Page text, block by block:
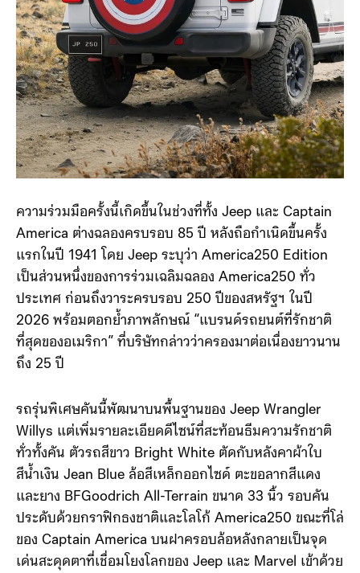
ความร่วมมือครั้งนี้เกิดขึ้นในช่วงที่ทั้ง Jeep และ Captain
America ต่างฉลองครบรอบ 85 ปี หลังถือกำเนิดขึ้นครั้ง
แรกในปี 1941 โดย Jeep ระบุว่า America250 Edition
เป็นส่วนหนึ่งของการร่วมเฉลิมฉลอง America250 ทั่ว
ประเทศ ก่อนถึงวาระครบรอบ 250 ปีของสหรัฐฯ ในปี
2026 พร้อมตอกย้ำภาพลักษณ์ “แบรนด์รถยนต์ที่รักชาติ
ที่สุดของอเมริกา” ที่บริษัทกล่าวว่าครองมาต่อเนื่องยาวนาน
ถึง 25 ปี
รถรุ่นพิเศษคันนี้พัฒนาบนพื้นฐานของ Jeep Wrangler
Willys แต่เพิ่มรายละเอียดดีไซน์ที่สะท้อนธีมความรักชาติ
ทั่วทั้งคัน ตัวรถสีขาว Bright White ตัดกับหลังคาผ้าใบ
สีน้ำเงิน Jean Blue ล้อสีเหล็กออกไซด์ ตะขอลากสีแดง
และยาง BFGoodrich All-Terrain ขนาด 33 นิ้ว รอบคัน
ประดับด้วยกราฟิกธงชาติและโลโก้ America250 ขณะที่โล่
ของ Captain America บนฝาครอบล้อหลังกลายเป็นจุด
เด่นสะดุดตาที่เชื่อมโยงโลกของ Jeep และ Marvel เข้าด้วย